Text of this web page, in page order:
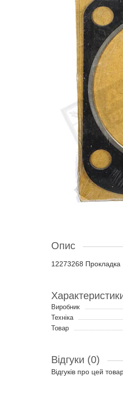
Опис
12273268 Прокладка
Виробник
Техніка
Товар
Відгуки (0)
Відгуків про цей